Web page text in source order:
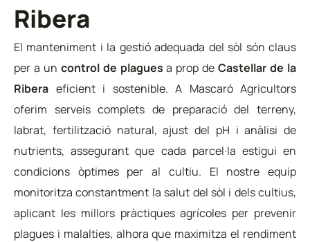
Ribera
El manteniment i la gestió adequada del sòl són claus
per a un control de plagues a prop de Castellar de la
Ribera eficient i sostenible. A Mascaró Agricultors
oferim serveis complets de preparació del terreny,
labrat, fertilització natural, ajust del pH i anàlisi de
nutrients, assegurant que cada parcel·la estigui en
condicions òptimes per al cultiu. El nostre equip
monitoritza constantment la salut del sòl i dels cultius,
aplicant les millors pràctiques agrícoles per prevenir
plagues i malalties, alhora que maximitza el rendiment